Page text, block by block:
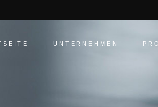
UNTERNEHMEN